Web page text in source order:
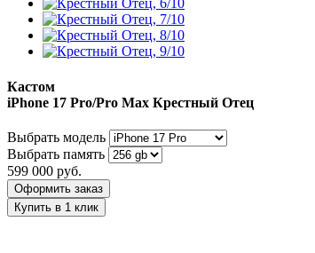
Кастом
iPhone 17 Pro/Pro Max Крестный Отец
Выбрать модель
Выбрать память
599 000 руб.
Оформить заказ
Купить в 1 клик